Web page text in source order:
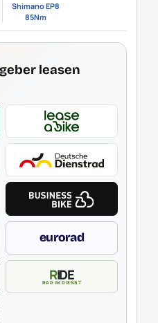
Shimano EP8
85Nm
leasen
eurorad
RIDE
RAD IM DIENST